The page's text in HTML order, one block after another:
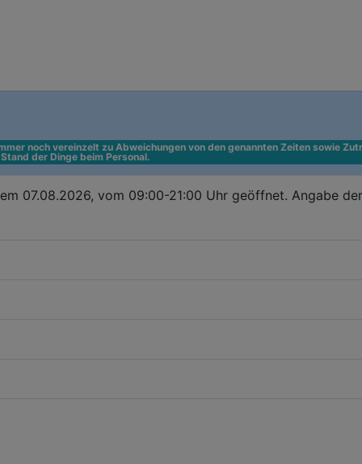
noch vereinzelt zu Abweichungen von den genannten Zeiten sowie
der Dinge beim Personal.
07.08.2026, vom 09:00-21:00 Uhr geöffnet. Angabe